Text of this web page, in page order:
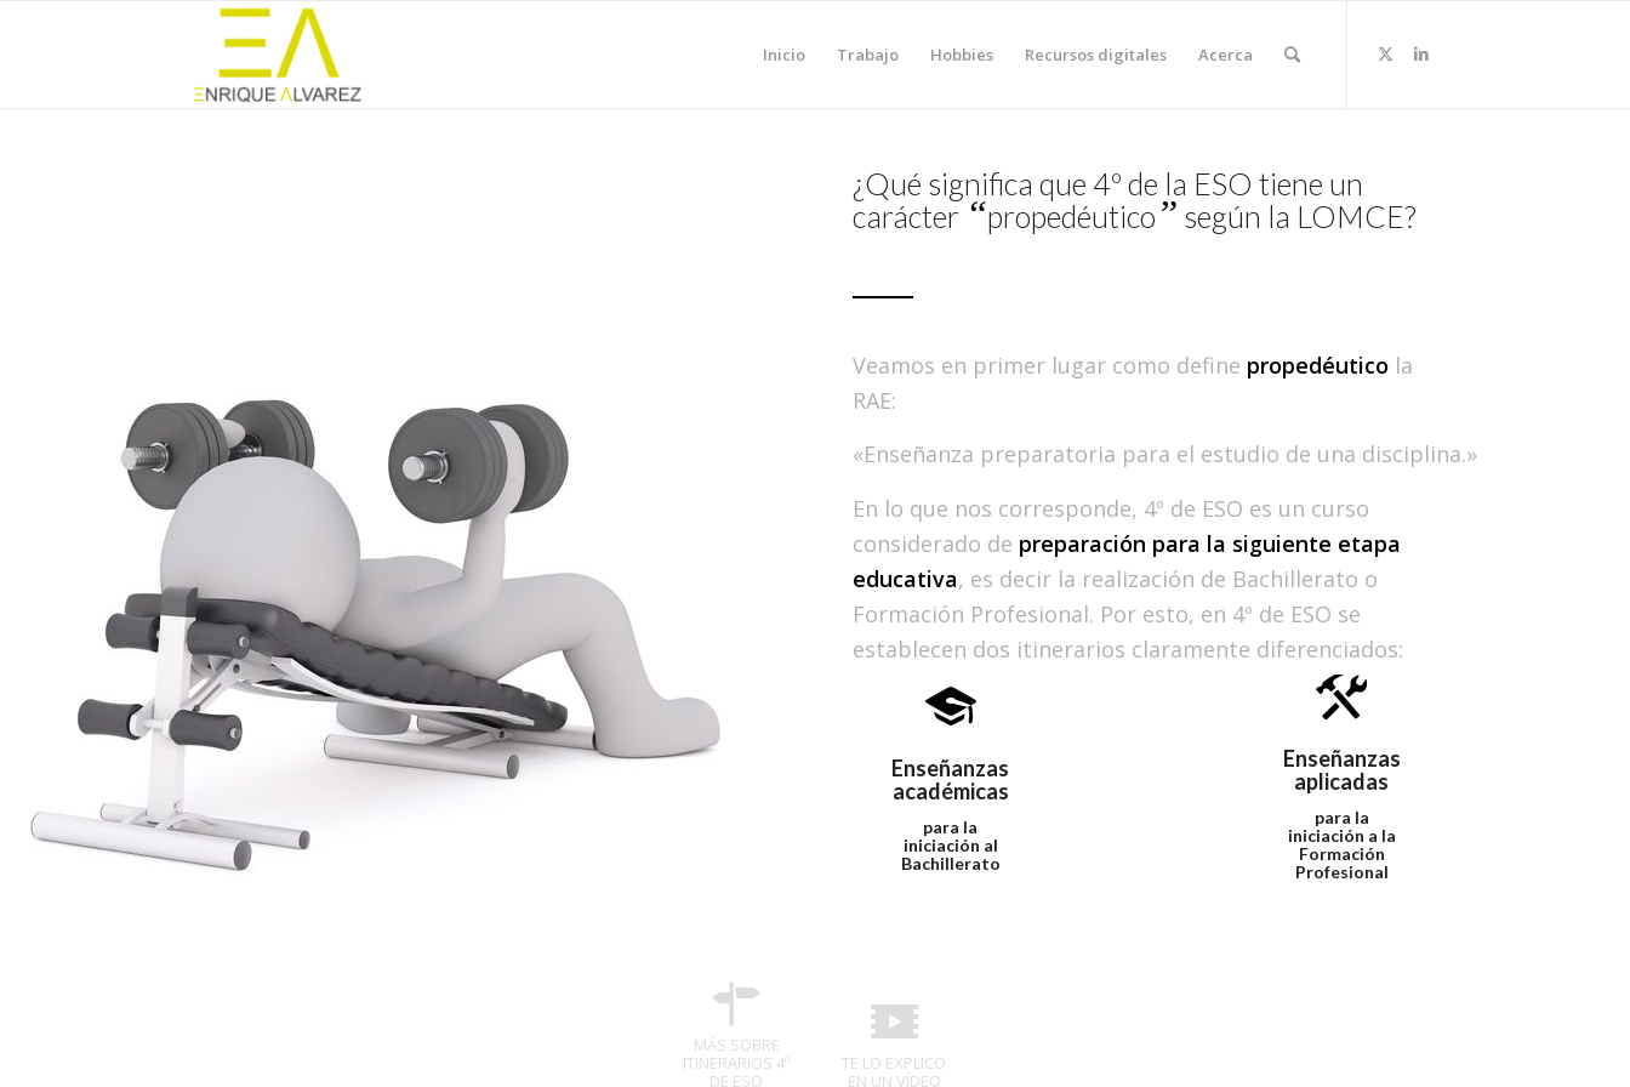
Inicio Trabajo Hobbies Recursos digitales Acerca
¿Qué significa que 4º de la ESO tiene un
carácter “propedéutico ” según la LOMCE?
Veamos en primer lugar como define propedéutico la
RAE:
«Enseñanza preparatoria para el estudio de una disciplina.»
En lo que nos corresponde, 4º de ESO es un curso
considerado de preparación para la siguiente etapa
educativa, es decir la realización de Bachillerato o
Formación Profesional. Por esto, en 4º de ESO se
establecen dos itinerarios claramente diferenciados:
Enseñanzas
académicas
para la
iniciación al
Bachillerato
Enseñanzas
aplicadas
para la
iniciación a la
Formación
Profesional
MÁS SOBRE
ITINERARIOS 4º
DE ESO
TE LO EXPLICO
EN UN VÍDEO